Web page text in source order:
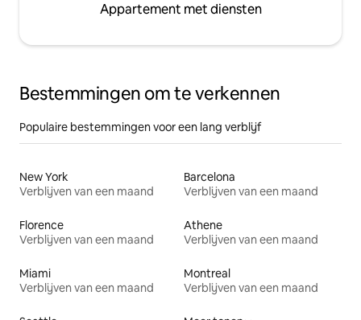
Appartement met diensten
Bestemmingen om te verkennen
Populaire bestemmingen voor een lang verblijf
New York
Verblijven van een maand
Barcelona
Verblijven van een maand
Florence
Verblijven van een maand
Athene
Verblijven van een maand
Miami
Verblijven van een maand
Montreal
Verblijven van een maand